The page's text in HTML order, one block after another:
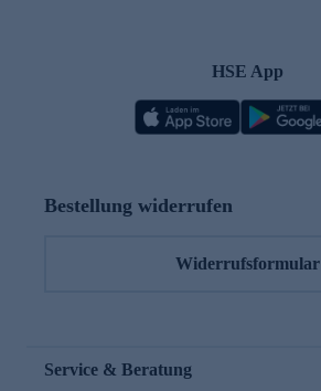
HSE App
Bestellung widerrufen
Widerrufsformular
Service & Beratung